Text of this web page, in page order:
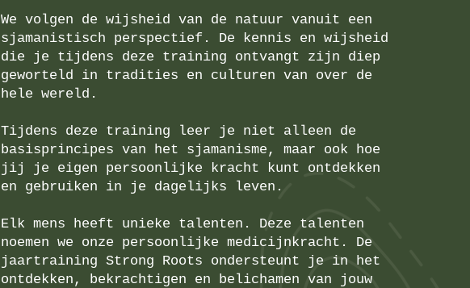
We volgen de wijsheid van de natuur vanuit een
sjamanistisch perspectief. De kennis en wijsheid
die je tijdens deze training ontvangt zijn diep
geworteld in tradities en culturen van over de
hele wereld.
Tijdens deze training leer je niet alleen de
basisprincipes van het sjamanisme, maar ook hoe
jij je eigen persoonlijke kracht kunt ontdekken
en gebruiken in je dagelijks leven.
Elk mens heeft unieke talenten. Deze talenten
noemen we onze persoonlijke medicijnkracht. De
jaartraining Strong Roots ondersteunt je in het
ontdekken, bekrachtigen en belichamen van jouw